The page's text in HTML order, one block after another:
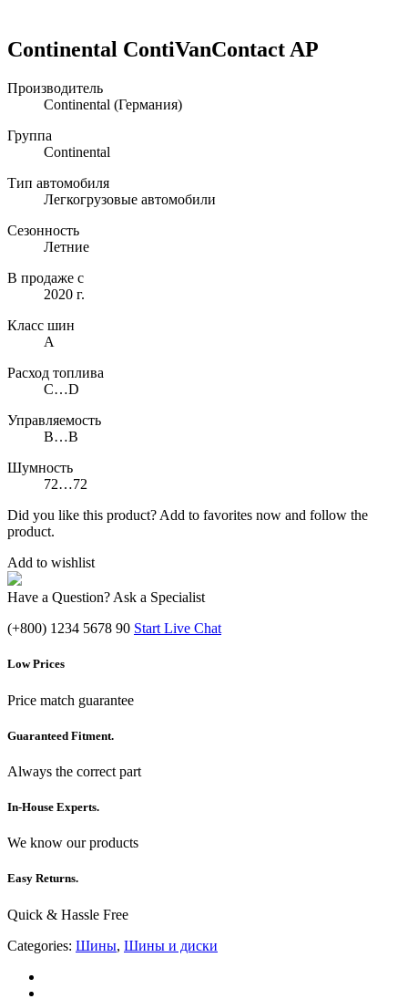
Continental ContiVanContact AP
Производитель
Continental (Германия)
Группа
Continental
Тип автомобиля
Легкогрузовые автомобили
Сезонность
Летние
В продаже с
2020 г.
Класс шин
A
Расход топлива
C…D
Управляемость
B…B
Шумность
72…72
Did you like this product? Add to favorites now and follow the
product.
Add to wishlist
Have a Question? Ask a Specialist
(+800) 1234 5678 90 Start Live Chat
Low Prices
Price match guarantee
Guaranteed Fitment.
Always the correct part
In-House Experts.
We know our products
Easy Returns.
Quick & Hassle Free
Categories: Шины, Шины и диски